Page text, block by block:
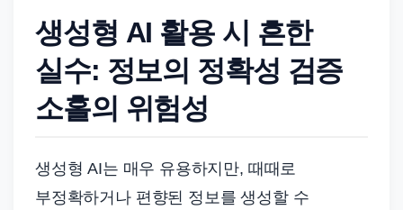
생성형 AI 활용 시 흔한
실수: 정보의 정확성 검증
소홀의 위험성
생성형 AI는 매우 유용하지만, 때때로
부정확하거나 편향된 정보를 생성할 수